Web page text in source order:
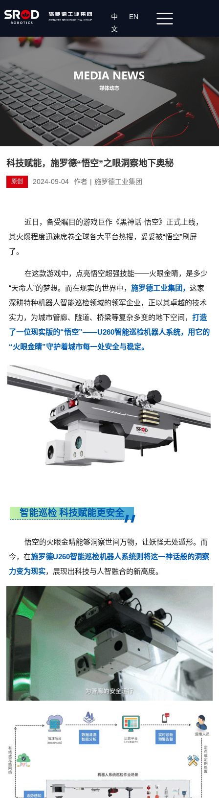
中
文
EN
科技赋能，施罗德“悟空”之眼洞察地下奥秘
原创 2024-09-04 作者 | 施罗德工业集团
近日，备受瞩目的游戏巨作《黑神话·悟空》正式上线，
其火爆程度迅速席卷全球各大平台热搜，妥妥被“悟空”刷屏
了。
在这款游戏中，点亮悟空超强技能——火眼金睛，是多少
“天命人”的梦想。而在现实的世界中，施罗德工业集团，这家
深耕特种机器人智能巡检领域的领军企业，正以其卓越的技术
实力，为城市管廊、隧道、桥梁等复杂多变的地下空间，打造
了一位现实版的“悟空”——U260智能巡检机器人系统，用它的
“火眼金睛”守护着城市每一处安全与稳定。
智能巡检 科技赋能更安全
悟空的火眼金睛能够洞察世间万物，让妖怪无处遁形。而
今，在施罗德U260智能巡检机器人系统则将这一神话般的洞察
力变为现实，展现出科技与人智融合的新高度。